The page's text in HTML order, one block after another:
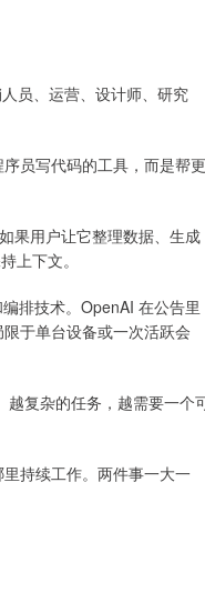
员、运营、设计师、研究
员写代码的工具，而是帮更
果用户让它整理数据、生成
上下文。
排技术。OpenAI 在公告里
于单台设备或一次活跃会
越复杂的任务，越需要一个
持续工作。两件事一大一